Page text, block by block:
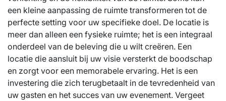
een kleine aanpassing de ruimte transformeren tot de
perfecte setting voor uw specifieke doel. De locatie is
meer dan alleen een fysieke ruimte; het is een integraal
onderdeel van de beleving die u wilt creëren. Een
locatie die aansluit bij uw visie versterkt de boodschap
en zorgt voor een memorabele ervaring. Het is een
investering die zich terugbetaalt in de tevredenheid van
uw gasten en het succes van uw evenement. Vergeet